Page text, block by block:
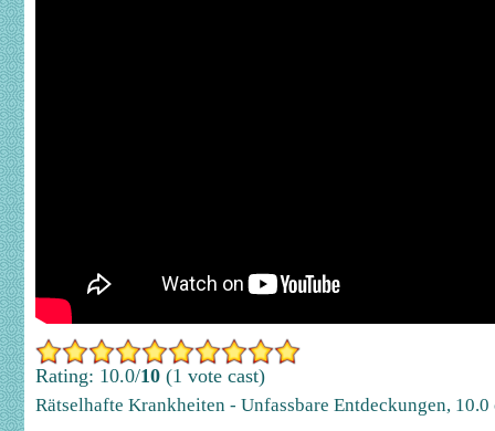
Rating: 10.0/10 (1 vote cast)
Rätselhafte Krankheiten - Unfassbare Entdeckungen, 10.0